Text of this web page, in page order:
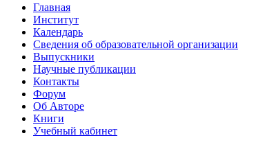
Главная
Институт
Календарь
Сведения об образовательной организации
Выпускники
Научные публикации
Контакты
Форум
Об Авторе
Книги
Учебный кабинет